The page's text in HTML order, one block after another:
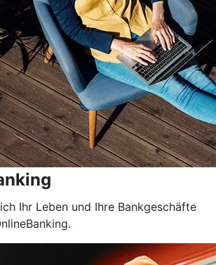
Ihr Leben und Ihre Bankgeschäfte